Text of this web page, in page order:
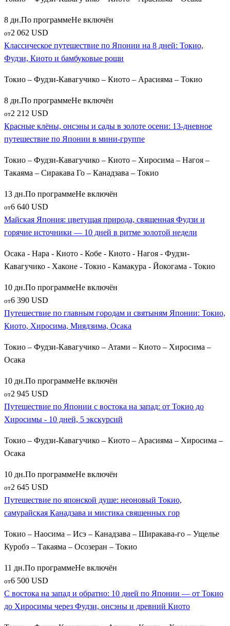
естественных термальных водоемах. После прогулки
путешественники останавливаются в аутентичном курортном
поселкеЮданака онсен
региону Кансай, то лучшим местом для погружения в
культуру горячих источников станет старинный курорт
халатах-юката, или прибрежная косаАманохасидате,
входящая в тройку самых красивых видов Японии.
Как забронировать идеальное путешествие в
Японию
Планируя экскурсионный тур в Японию из Москвы,
отталкивайтесь от своих главных приоритетов и сезона.
конец марта – апрель (время цветения сакуры) и ноябрь
(период горения кленов момидзи). Сборные групповые
путевки «Токио – Киото – Осака» рассчитаны на 7–10 дней и
оптимальны по стоимости для первого знакомства со страной.
маршрут, включить проживание в лучших рёканах и заказать
персональный проездной на скоростные поезда-пули
Синкансэн. Доверьте организацию вашего отпуска
профессионалам, и загадочная Япония откроется вам во всем
своем великолепии!
8 дн.По программеНе включён
от2 062 USD
Классическое путешествие по Японии на 8 дней: Токио,
Фудзи, Киото и бамбуковые рощи
Токио – Фудзи-Кавагучико – Киото – Арасияма – Токио
8 дн.По программеНе включён
от2 212 USD
Красные клёны, онсэны и сады в золоте осени: 13-дневное
путешествие по Японии в мини-группе
Токио – Фудзи-Кавагучико – Киото – Хиросима – Нагоя –
Такаяма – Сиракава Го – Канадзава – Токио
13 дн.По программеНе включён
от6 640 USD
Майская Япония: цветущая природа, священная Фудзи и
горячие источники — 10 дней в ритме золотой недели
Осака - Нара - Киото - Кобе - Киото - Нагоя - Фудзи-
Кавагучико - Хаконе - Токио - Камакура - Йокогама - Токио
10 дн.По программеНе включён
от6 390 USD
Путешествие по главным городам и святыням Японии: Токио,
Киото, Хиросима, Миядзима, Осака
Токио – Фудзи-Кавагучико – Атами – Киото – Хиросима –
Осака
10 дн.По программеНе включён
от2 945 USD
Путешествие по Японии с востока на запад: от Токио до
Хиросимы - 10 дней, 5 экскурсий
Токио – Фудзи-Кавагучико – Киото – Арасияма – Хиросима –
Осака
10 дн.По программеНе включён
от2 645 USD
Путешествие по японской душе: неоновый Токио,
самурайская Канадзава и мистика священных гор
Токио – Наосима – Исэ – Канадзава – Ширакава-го – Ущелье
Куробэ – Такаяма – Осозеран – Токио
11 дн.По программеНе включён
от6 500 USD
С востока на запад и обратно: 10 дней по Японии — от Токио
до Хиросимы через Фудзи, онсэны и древний Киото